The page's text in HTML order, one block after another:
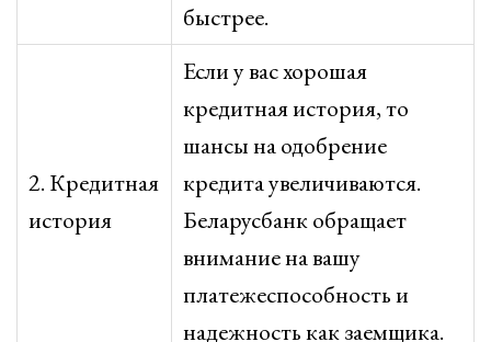
быстрее.
2. Кредитная
история
Если у вас хорошая
кредитная история, то
шансы на одобрение
кредита увеличиваются.
Беларусбанк обращает
внимание на вашу
платежеспособность и
надежность как заемщика.